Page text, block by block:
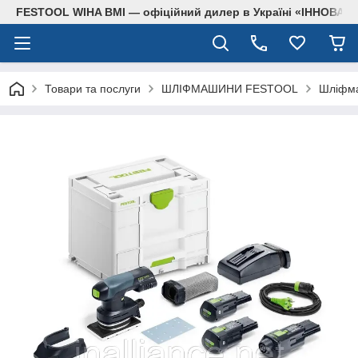
FESTOOL WIHA BMI — офіційний дилер в Україні
Товари та послуги ШЛІФМАШИНИ FESTOOL